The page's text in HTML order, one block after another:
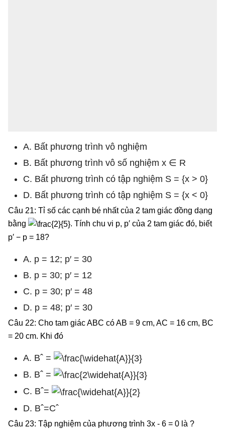
A. Bất phương trình vô nghiệm
B. Bất phương trình vô số nghiệm x ∈ R
C. Bất phương trình có tập nghiệm S = {x > 0}
D. Bất phương trình có tập nghiệm S = {x < 0}
Câu 21: Tỉ số các cạnh bé nhất của 2 tam giác đồng dạng
bằng
. Tính chu vi p, p′ của 2 tam giác đó, biết
p′ − p = 18?
A. p = 12; p′ = 30
B. p = 30; p′ = 12
C. p = 30; p′ = 48
D. p = 48; p′ = 30
Câu 22: Cho tam giác ABC có AB = 9 cm, AC = 16 cm, BC
= 20 cm. Khi đó
A. Bˆ =
B. Bˆ =
C. Bˆ=
D. Bˆ=Cˆ
Câu 23: Tập nghiệm của phương trình 3x - 6 = 0 là ?